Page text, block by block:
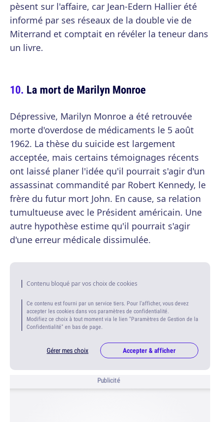
pèsent sur l'affaire, car Jean-Edern Hallier été
informé par ses réseaux de la double vie de
Miterrand et comptait en révéler la teneur dans
un livre.
La mort de Marilyn Monroe
Dépressive, Marilyn Monroe a été retrouvée
morte d'overdose de médicaments le 5 août
1962. La thèse du suicide est largement
acceptée, mais certains témoignages récents
ont laissé planer l'idée qu'il pourrait s'agir d'un
assassinat commandité par Robert Kennedy, le
frère du futur mort John. En cause, sa relation
tumultueuse avec le Président américain. Une
autre hypothèse estime qu'il pourrait s'agir
d'une erreur médicale dissimulée.
Contenu bloqué par vos choix de cookies
Ce contenu est fourni par un service tiers. Pour l'afficher, vous devez
accepter les cookies dans vos paramètres de confidentialité.
Modifiez ce choix à tout moment via le lien "Paramètres de Gestion de la
Confidentialité" en bas de page.
Gérer mes choix Accepter & afficher
Publicité